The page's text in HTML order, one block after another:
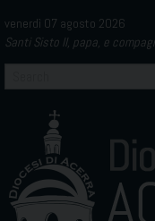
to
content
venerdì 07 agosto 2026
Santi Sisto II, papa, e